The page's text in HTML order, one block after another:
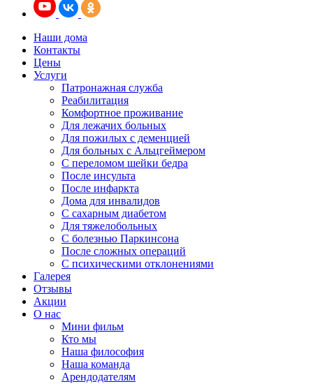
Наши дома
Контакты
Цены
Услуги
Патронажная служба
Реабилитация
Комфортное проживание
Для лежачих больных
Для пожилых с деменцией
Для больных с Альцгеймером
С переломом шейки бедра
После инсульта
После инфаркта
Дома для инвалидов
С сахарным диабетом
Для тяжелобольных
С болезнью Паркинсона
После сложных операций
С психическими отклонениями
Галерея
Отзывы
Акции
О нас
Мини фильм
Кто мы
Наша философия
Наша команда
Арендодателям